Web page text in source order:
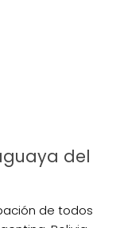
del
de todos